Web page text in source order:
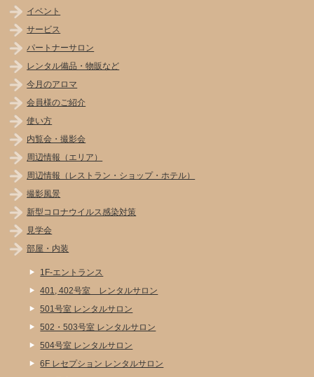
イベント
サービス
パートナーサロン
レンタル備品・物販など
今月のアロマ
会員様のご紹介
使い方
内覧会・撮影会
周辺情報（エリア）
周辺情報（レストラン・ショップ・ホテル）
撮影風景
新型コロナウイルス感染対策
見学会
部屋・内装
1F-エントランス
401, 402号室 レンタルサロン
501号室 レンタルサロン
502・503号室 レンタルサロン
504号室 レンタルサロン
6F レセプション レンタルサロン